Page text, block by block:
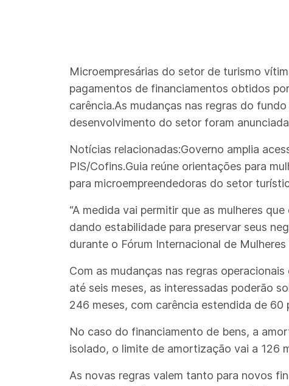
Microempresárias do setor de turismo
pagamentos de financiamentos obtidos
carência.As mudanças nas regras do
desenvolvimento do setor foram
Notícias relacionadas:Governo amplia
PIS/Cofins.Guia reúne orientações para
para microempreendedoras do setor
“A medida vai permitir que as mulheres
dando estabilidade para preservar seus
durante o Fórum Internacional de
Com as mudanças nas regras
até seis meses, as interessadas poderão
246 meses, com carência estendida de 60
No caso do financiamento de bens, a
isolado, o limite de amortização vai a 126
As novas regras valem tanto para novos